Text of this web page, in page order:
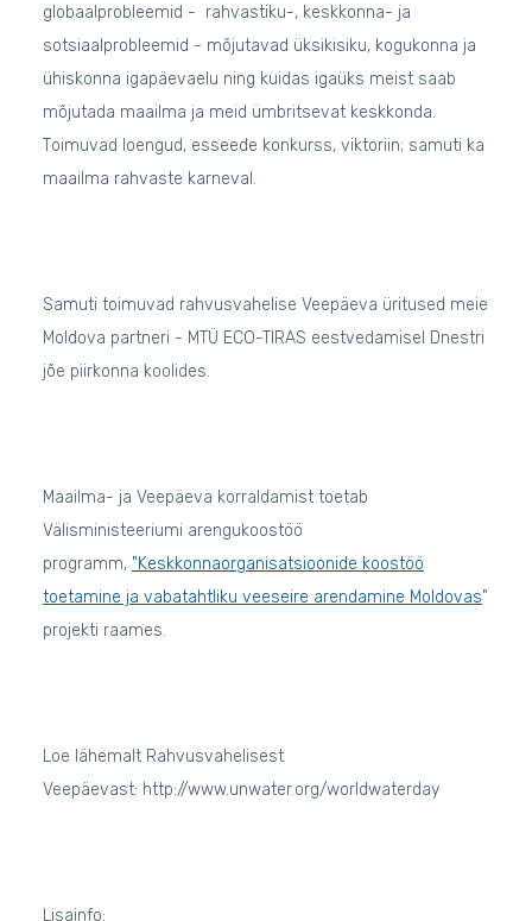
globaalprobleemid - rahvastiku-, keskkonna- ja
sotsiaalprobleemid - mõjutavad üksikisiku, kogukonna ja
ühiskonna igapäevaelu ning kuidas igaüks meist saab
mõjutada maailma ja meid ümbritsevat keskkonda.
Toimuvad loengud, esseede konkurss, viktoriin; samuti ka
maailma rahvaste karneval.
Samuti toimuvad rahvusvahelise Veepäeva üritused meie
Moldova partneri - MTÜ ECO-TIRAS eestvedamisel Dnestri
jõe piirkonna koolides.
Maailma- ja Veepäeva korraldamist toetab
Välisministeeriumi arengukoostöö
programm, "Keskkonnaorganisatsioonide koostöö
toetamine ja vabatahtliku veeseire arendamine Moldovas"
projekti raames.
Loe lähemalt Rahvusvahelisest
Veepäevast: http://www.unwater.org/worldwaterday
Lisainfo: